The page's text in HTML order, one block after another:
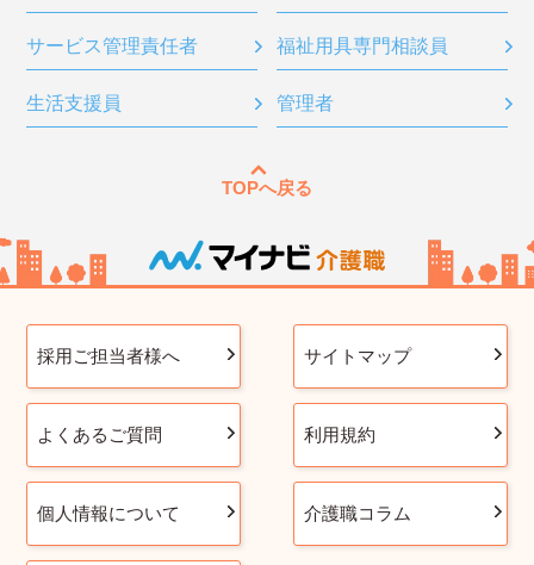
サービス管理責任者 福祉用具専門相談員
生活支援員 管理者
TOPへ戻る
採用ご担当者様へ サイトマップ
よくあるご質問 利用規約
個人情報について 介護職コラム